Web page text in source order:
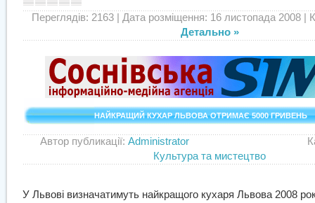
Переглядів: 2163| Дата розміщення: 16 листопада 2008 |
Детально »
НАЙКРАЩИЙ КУХАР ЛЬВОВА ОТРИМАЄ 5000 ГРИВЕНЬ
Автор публикації: Administrator
Культура та мистецтво
У Львові визначатимуть найкращого кухаря Львова 2008